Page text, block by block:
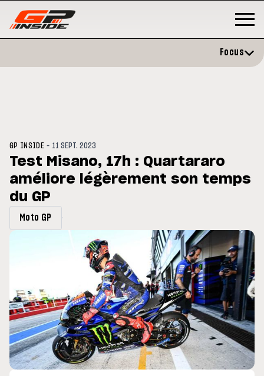
: Horaires et
du GP de Grande-
MOTO GP
Focus
GP INSIDE - 11 SEPT. 2023
Test Misano, 17h : Quartararo
améliore légèrement son temps
du GP
Moto GP